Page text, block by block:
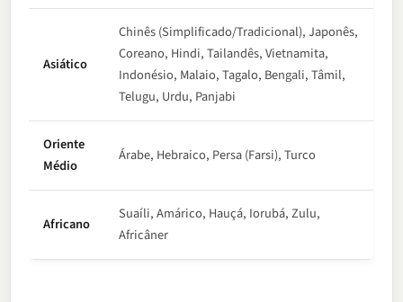
Asiático
Chinês (Simplificado/Tradicional), Japonês,
Coreano, Hindi, Tailandês, Vietnamita,
Indonésio, Malaio, Tagalo, Bengali, Tâmil,
Telugu, Urdu, Panjabi
Oriente
Médio
Árabe, Hebraico, Persa (Farsi), Turco
Africano
Suaíli, Amárico, Hauçá, Iorubá, Zulu,
Africâner